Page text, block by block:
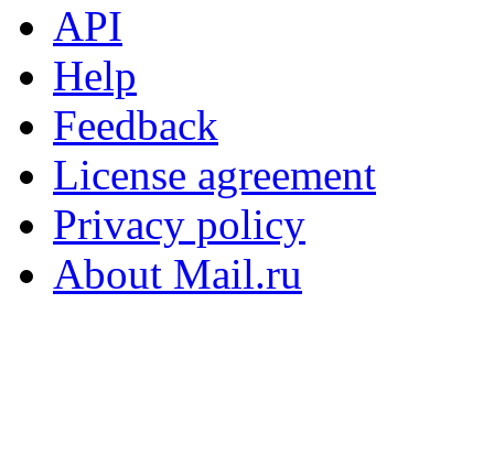
API
Help
Feedback
License agreement
Privacy policy
About Mail.ru